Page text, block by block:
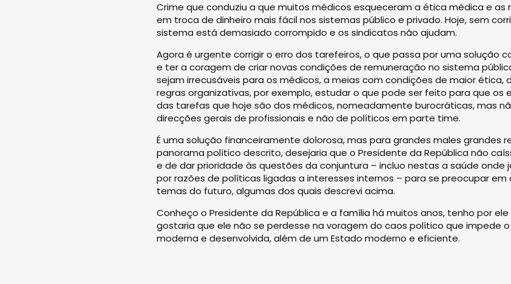
Crime que conduziu a que muitos médicos esqueceram a ética médica e as
em troca de dinheiro mais fácil nos sistemas público e privado. Hoje, sem
sistema está demasiado corrompido e os sindicatos não ajudam.
Agora é urgente corrigir o erro dos tarefeiros, o que passa por uma solução
e ter a coragem de criar novas condições de remuneração no sistema
sejam irrecusáveis para os médicos, a meias com condições de maior ética,
regras organizativas, por exemplo, estudar o que pode ser feito para que os
das tarefas que hoje são dos médicos, nomeadamente burocráticas, mas
direcções gerais de profissionais e não de políticos em parte time.
É uma solução financeiramente dolorosa, mas para grandes males grandes
panorama político descrito, desejaria que o Presidente da República não
e de dar prioridade às questões da conjuntura – incluo nestas a saúde onde
por razões de políticas ligadas a interesses internos – para se preocupar
temas do futuro, algumas dos quais descrevi acima.
Conheço o Presidente da República e a família há muitos anos, tenho por
gostaria que ele não se perdesse na voragem do caos político que impede
moderna e desenvolvida, além de um Estado moderno e eficiente.